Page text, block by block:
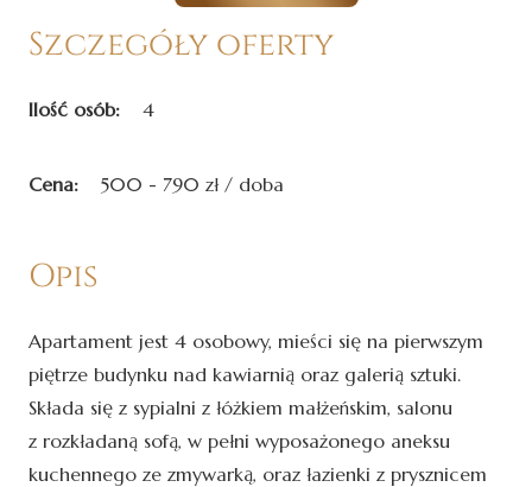
Szczegóły oferty
Ilość osób: 4
Cena: 500 - 790 zł / doba
Opis
Apartament jest 4 osobowy, mieści się na pierwszym
piętrze budynku nad kawiarnią oraz galerią sztuki.
Składa się z sypialni z łóżkiem małżeńskim, salonu
z rozkładaną sofą, w pełni wyposażonego aneksu
kuchennego ze zmywarką, oraz łazienki z prysznicem